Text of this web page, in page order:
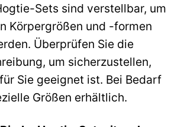
Sets sind verstellbar, um
Körpergrößen und -formen
Überprüfen Sie die
um sicherzustellen,
Sie geeignet ist. Bei Bedarf
Größen erhältlich.